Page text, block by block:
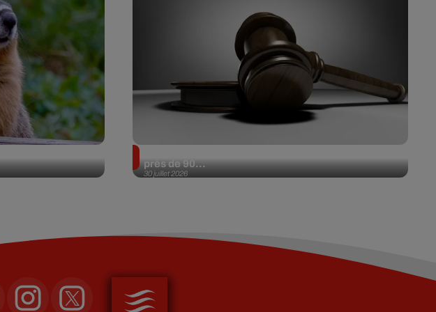
30 juillet 2026
près de 90...